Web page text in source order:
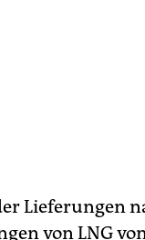
Lieferungen
von LNG